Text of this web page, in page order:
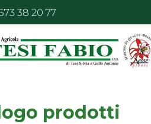
38 20 77
prodotti